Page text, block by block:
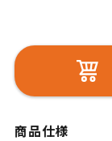
商品仕様